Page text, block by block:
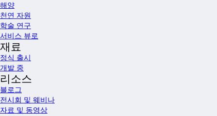
해양
천연 자원
학술 연구
서비스 뷰로
재료
정식 출시
개발 중
리소스
블로그
전시회 및 웨비나
자료 및 동영상